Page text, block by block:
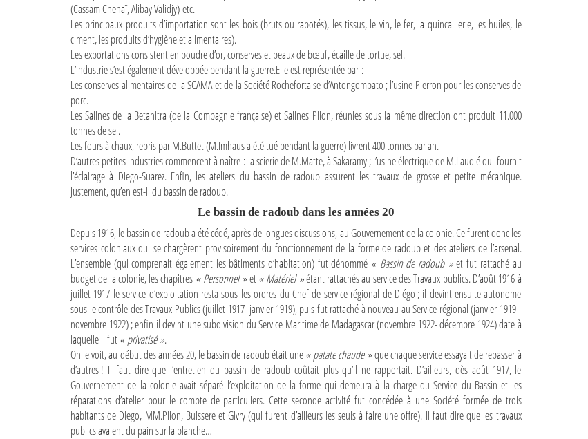
(Cassam Chenaï, Alibay Validjy) etc.
Les principaux produits d’importation sont les bois (bruts ou rabotés), les tissus, le vin, le fer, la quincaillerie, les huiles, le
ciment, les produits d’hygiène et alimentaires).
Les exportations consistent en poudre d’or, conserves et peaux de bœuf, écaille de tortue, sel.
L’industrie s’est également développée pendant la guerre.Elle est représentée par :
Les conserves alimentaires de la SCAMA et de la Société Rochefortaise d’Antongombato ; l’usine Pierron pour les conserves de
porc.
Les Salines de la Betahitra (de la Compagnie française) et Salines Plion, réunies sous la même direction ont produit 11.000
tonnes de sel.
Les fours à chaux, repris par M.Buttet (M.Imhaus a été tué pendant la guerre) livrent 400 tonnes par an.
D’autres petites industries commencent à naître : la scierie de M.Matte, à Sakaramy ; l’usine électrique de M.Laudié qui fournit
l’éclairage à Diego-Suarez. Enfin, les ateliers du bassin de radoub assurent les travaux de grosse et petite mécanique.
Justement, qu’en est-il du bassin de radoub.
Le bassin de radoub dans les années 20
Depuis 1916, le bassin de radoub a été cédé, après de longues discussions, au Gouvernement de la colonie. Ce furent donc les
services coloniaux qui se chargèrent provisoirement du fonctionnement de la forme de radoub et des ateliers de l’arsenal.
L’ensemble (qui comprenait également les bâtiments d’habitation) fut dénommé « Bassin de radoub »et fut rattaché au
budget de la colonie, les chapitres « Personnel »et« Matériel »étant rattachés au service des Travaux publics. D’août 1916 à
juillet 1917 le service d’exploitation resta sous les ordres du Chef de service régional de Diégo ; il devint ensuite autonome
sous le contrôle des Travaux Publics (juillet 1917- janvier 1919), puis fut rattaché à nouveau au Service régional (janvier 1919 -
novembre 1922) ; enfin il devint une subdivision du Service Maritime de Madagascar (novembre 1922- décembre 1924) date à
laquelle il fut« privatisé ».
On le voit, au début des années 20, le bassin de radoub était une« patate chaude »que chaque service essayait de repasser à
d’autres ! Il faut dire que l’entretien du bassin de radoub coûtait plus qu’il ne rapportait. D’ailleurs, dès août 1917, le
Gouvernement de la colonie avait séparé l’exploitation de la forme qui demeura à la charge du Service du Bassin et les
réparations d’atelier pour le compte de particuliers. Cette seconde activité fut concédée à une Société formée de trois
habitants de Diego, MM.Plion, Buissere et Givry (qui furent d’ailleurs les seuls à faire une offre). Il faut dire que les travaux
publics avaient du pain sur la planche…